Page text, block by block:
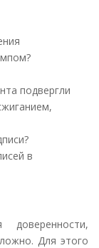
подвергли
в
Для этого